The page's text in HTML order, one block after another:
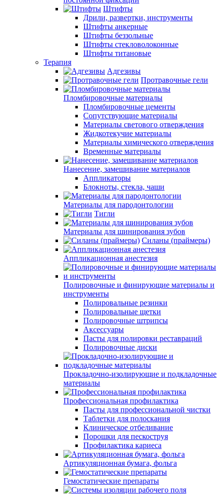
Штифты
Дрили, развертки, инструменты
Штифты анкерные
Штифты беззольные
Штифты стекловолоконные
Штифты титановые
Терапия
Адгезивы
Протравочные гели
Пломбировочные материалы
Пломбировочные цементы
Сопутствующие материалы
Материалы светового отверждения
Жидкотекучие материалы
Материалы химического отверждения
Временные материалы
Нанесение, замешивание материалов
Аппликаторы
Блокноты, стекла, чаши
Материалы для пародонтологии
Тигли
Материалы для шинирования зубов
Силаны (праймеры)
Аппликационная анестезия
Полировочные и финирующие материалы и
инструменты
Полировальные резинки
Полировальные щетки
Полировочные штрипсы
Аксессуары
Пасты для полировки реставраций
Полировочные диски
Прокладочно-изолирующие и подкладочные
материалы
Профессиональная профилактика
Пасты для профессиональной чистки
Таблетки для полоскания
Клиническое отбеливание
Порошки для пескоструя
Профилактика кариеса
Артикуляционная бумага, фольга
Гемостатические препараты